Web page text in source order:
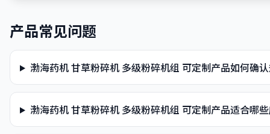
产品常见问题
渤海药机 甘草粉碎机 多级粉碎机组 可定制产品如何确
渤海药机 甘草粉碎机 多级粉碎机组 可定制产品适合哪